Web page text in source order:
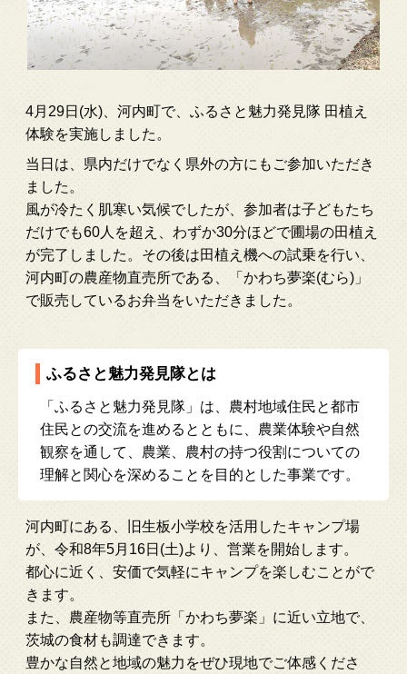
4月29日(水)、河内町で、ふるさと魅力発見隊 田植え
体験を実施しました。
当日は、県内だけでなく県外の方にもご参加いただき
ました。
風が冷たく肌寒い気候でしたが、参加者は子どもたち
だけでも60人を超え、わずか30分ほどで圃場の田植え
が完了しました。その後は田植え機への試乗を行い、
河内町の農産物直売所である、「かわち夢楽(むら)」
で販売しているお弁当をいただきました。
ふるさと魅力発見隊とは
「ふるさと魅力発見隊」は、農村地域住民と都市
住民との交流を進めるとともに、農業体験や自然
観察を通して、農業、農村の持つ役割についての
理解と関心を深めることを目的とした事業です。
河内町にある、旧生板小学校を活用したキャンプ場
が、令和8年5月16日(土)より、営業を開始します。
都心に近く、安価で気軽にキャンプを楽しむことがで
きます。
また、農産物等直売所「かわち夢楽」に近い立地で、
茨城の食材も調達できます。
豊かな自然と地域の魅力をぜひ現地でご体感くださ